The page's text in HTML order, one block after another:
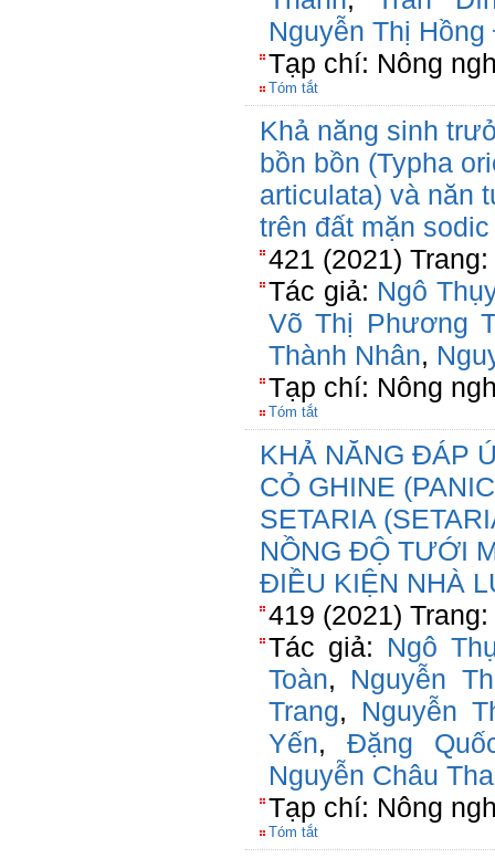
Nguyễn Thị
Tạp chí: Nông
Tóm tắt
Khả năng sinh
bồn bồn (Typha
articulata) và năn
trên đất mặn
421 (2021)
Tác giả: Ngô
Võ Thị Phương
Thành Nhân,
Tạp chí: Nông
Tóm tắt
KHẢ NĂNG ĐÁP
CỎ GHINE
SETARIA
NỒNG ĐỘ TƯỚI
ĐIỀU KIỆN NHÀ
419 (2021)
Tác giả: Ngô
Toàn, Nguyễn
Trang, Nguyễn
Yến,Đặng
Nguyễn Châu
Tạp chí: Nông
Tóm tắt